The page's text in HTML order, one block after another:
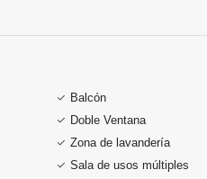
Balcón
Doble Ventana
Zona de lavandería
Sala de usos múltiples